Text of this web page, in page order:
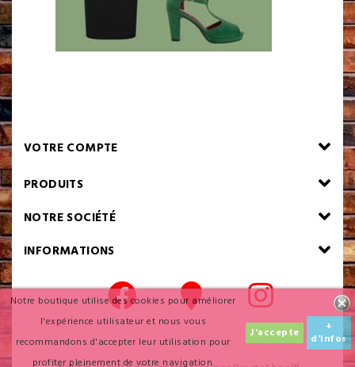
Notre boutique utilise des cookies pour améliorer
l'expérience utilisateur et nous vous
recommandons d'accepter leur utilisation pour
profiter pleinement de votre navigation.
J'accepte
+
d'infos
VOTRE COMPTE
PRODUITS
NOTRE SOCIÉTÉ
INFORMATIONS